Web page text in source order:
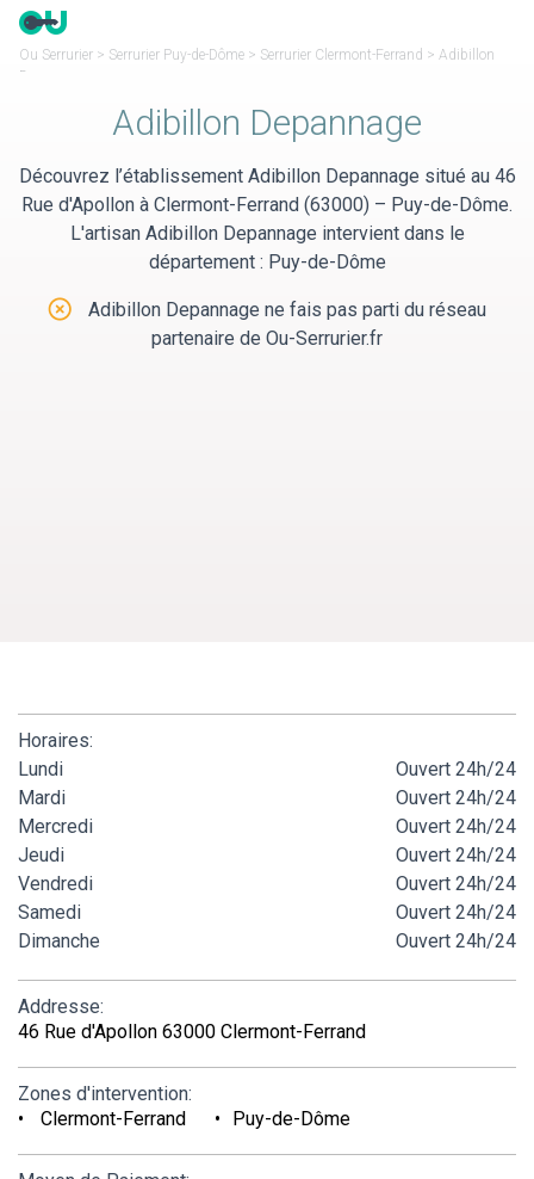
Panneau de gestion des cookies
Ou Serrurier > Serrurier Puy-de-Dôme > Serrurier Clermont-Ferrand > Adibillon
Depannage
Adibillon Depannage
Découvrez l’établissement Adibillon Depannage situé au 46
Rue d'Apollon à Clermont-Ferrand (63000) – Puy-de-Dôme.
L'artisan Adibillon Depannage intervient dans le
département : Puy-de-Dôme
Adibillon Depannage ne fais pas parti du réseau
partenaire de Ou-Serrurier.fr
Horaires:
Lundi
Ouvert 24h/24
Mardi
Ouvert 24h/24
Mercredi
Ouvert 24h/24
Jeudi
Ouvert 24h/24
Vendredi
Ouvert 24h/24
Samedi
Ouvert 24h/24
Dimanche
Ouvert 24h/24
Addresse:
46 Rue d'Apollon 63000 Clermont-Ferrand
Zones d'intervention:
Clermont-Ferrand
Puy-de-Dôme